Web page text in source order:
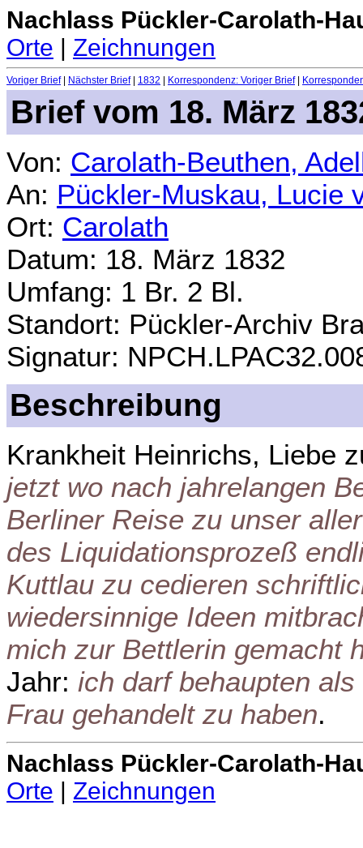
Nachlass Pückler-Carolath-
Orte | Zeichnungen
Voriger Brief| Nächster Brief| 1832 Korrespondenz: Voriger Brief|
Brief vom 18. März
Von: Carolath-Beuthen,
An: Pückler-Muskau, Lucie
Ort: Carolath
Datum: 18. März 1832
Umfang: 1 Br. 2 Bl.
Standort: Pückler-Archiv
Signatur:
Beschreibung
Krankheit Heinrichs, Liebe
jetzt wo nach jahrelangen
Berliner Reise zu unser
des Liquidationsprozeß
Kuttlau zu cedieren
wiedersinnige Ideen
mich zur Bettlerin gemacht
Jahr: ich darf behaupten
Frau gehandelt zu haben.
Nachlass Pückler-Carolath-
Orte | Zeichnungen